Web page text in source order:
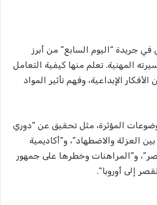
جريدة “اليوم السابع” من أبرز
المهنية. تعلم منها كيفية التعامل
الإبداعية، وفهم تأثير المواد
المؤثرة، مثل تحقيق عن “دوري
العزلة والاضطهاد”، و”أكاديمية
و”المراهنات وخطرها على جمهور
إلى أوروبا”.